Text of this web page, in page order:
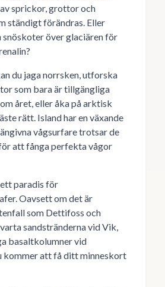
sprickor, grottor och
ständigt förändras. Eller
över glaciären för
du jaga norrsken, utforska
som bara är tillgängliga
året, eller åka på arktisk
rätt. Island har en växande
vågsurfare trotsar de
att fånga perfekta vågor
paradis för
Oavsett om det är
som Dettifoss och
sandstränderna vid Vik,
basaltkolumner vid
kommer att få ditt minneskort